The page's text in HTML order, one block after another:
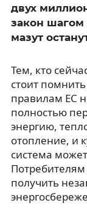
двух
закон шагом
мазут
Тем, кто
стоит
правилам ЕС
полностью
энергию,
отопление, и
система
получить